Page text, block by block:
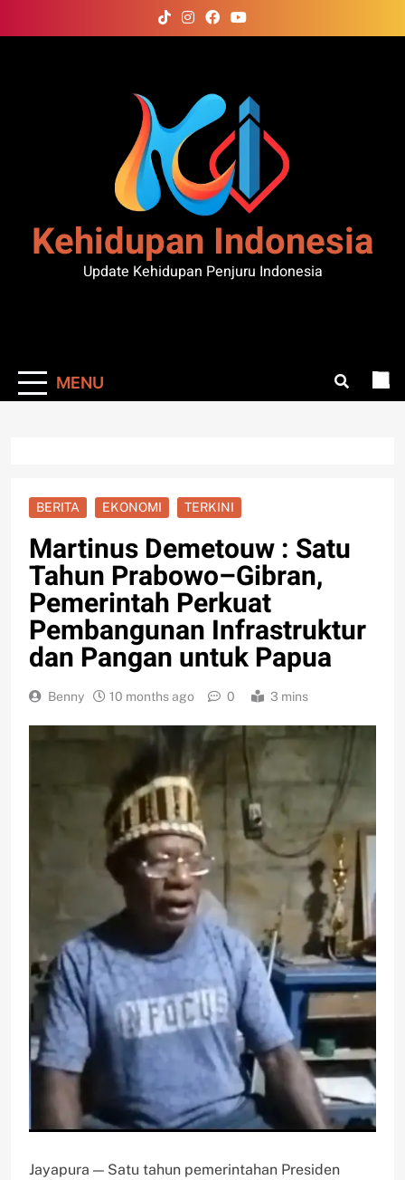
to
Kehidupan Indonesia
Update Kehidupan Penjuru Indonesia
MENU
BERITA EKONOMI TERKINI
Martinus Demetouw : Satu
Tahun Prabowo–Gibran,
Pemerintah Perkuat
Pembangunan Infrastruktur
dan Pangan untuk Papua
Benny 10 months ago 0 3 mins
Jayapura — Satu tahun pemerintahan Presiden